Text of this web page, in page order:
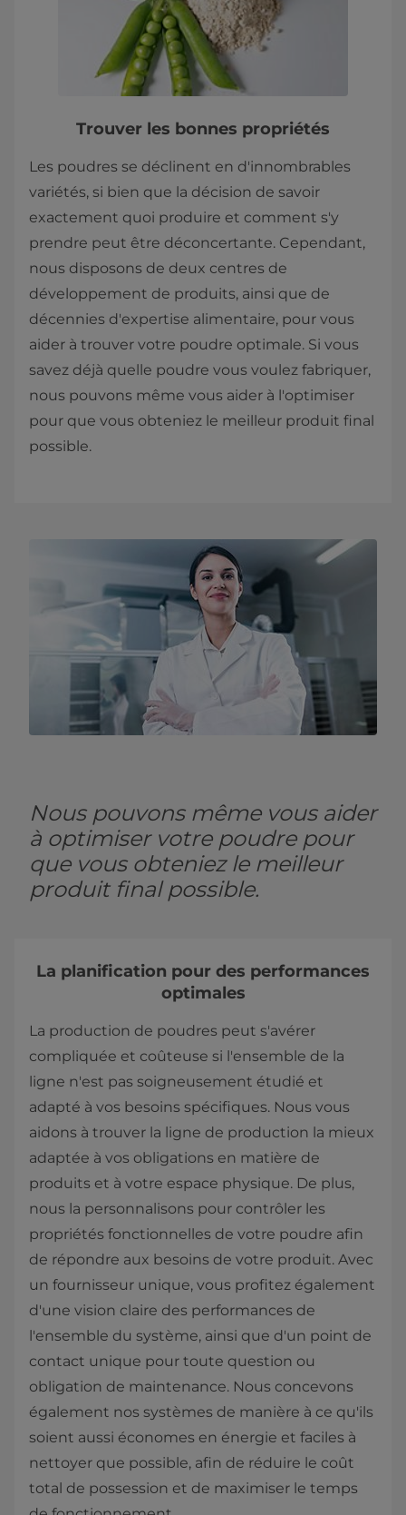
Trouver les bonnes propriétés
Les poudres se déclinent en d'innombrables
variétés, si bien que la décision de savoir
exactement quoi produire et comment s'y
prendre peut être déconcertante. Cependant,
nous disposons de deux centres de
développement de produits, ainsi que de
décennies d'expertise alimentaire, pour vous
aider à trouver votre poudre optimale. Si vous
savez déjà quelle poudre vous voulez fabriquer,
nous pouvons même vous aider à l'optimiser
pour que vous obteniez le meilleur produit final
possible.
Nous pouvons même vous aider
à optimiser votre poudre pour
que vous obteniez le meilleur
produit final possible.
La planification pour des performances
optimales
La production de poudres peut s'avérer
compliquée et coûteuse si l'ensemble de la
ligne n'est pas soigneusement étudié et
adapté à vos besoins spécifiques. Nous vous
aidons à trouver la ligne de production la mieux
adaptée à vos obligations en matière de
produits et à votre espace physique. De plus,
nous la personnalisons pour contrôler les
propriétés fonctionnelles de votre poudre afin
de répondre aux besoins de votre produit. Avec
un fournisseur unique, vous profitez également
d'une vision claire des performances de
l'ensemble du système, ainsi que d'un point de
contact unique pour toute question ou
obligation de maintenance. Nous concevons
également nos systèmes de manière à ce qu'ils
soient aussi économes en énergie et faciles à
nettoyer que possible, afin de réduire le coût
total de possession et de maximiser le temps